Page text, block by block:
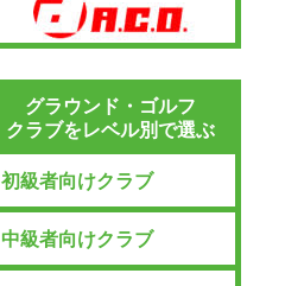
グラウンド・ゴルフ
クラブをレベル別で選ぶ
初級者向けクラブ
中級者向けクラブ